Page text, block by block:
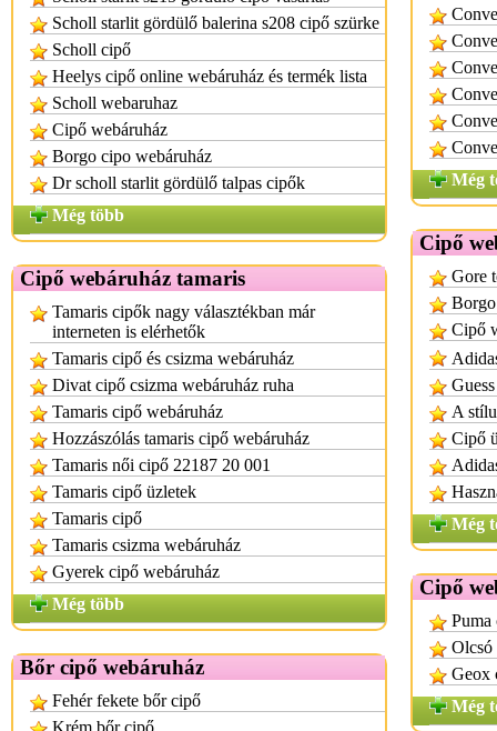
Scholl starlit gördülő balerina s208 cipő szürke
Scholl cipő
Heelys cipő online webáruház és termék lista
Scholl webaruhaz
Cipő webáruház
Borgo cipo webáruház
Dr scholl starlit gördülő talpas cipők
Még több
Cipő webáruház tamaris
Tamaris cipők nagy választékban már
interneten is elérhetők
Tamaris cipő és csizma webáruház
Divat cipő csizma webáruház ruha
Tamaris cipő webáruház
Hozzászólás tamaris cipő webáruház
Tamaris női cipő 22187 20 001
Tamaris cipő üzletek
Tamaris cipő
Tamaris csizma webáruház
Gyerek cipő webáruház
Még több
Bőr cipő webáruház
Fehér fekete bőr cipő
Krém bőr cipő
Még
Cipő
Gore
Cipő
A
Cipő
Még
Cipő
Puma
Olcsó
Geox
Még